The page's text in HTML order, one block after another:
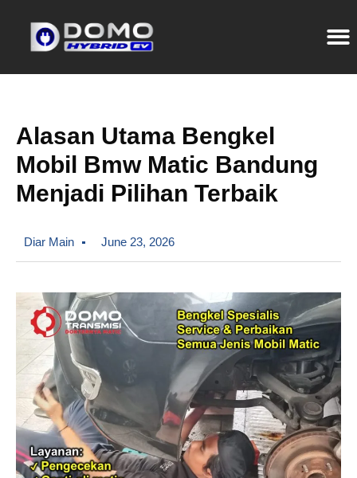
Alasan Utama Bengkel
Mobil Bmw Matic Bandung
Menjadi Pilihan Terbaik
Diar Main June 23, 2026